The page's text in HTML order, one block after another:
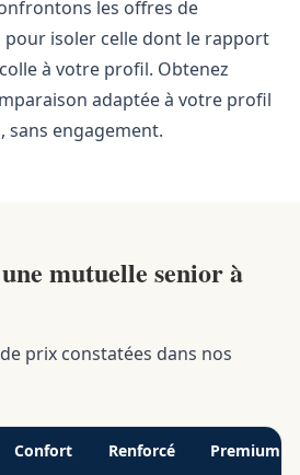
les offres de
isoler celle dont le rapport
à votre profil. Obtenez
adaptée à votre profil
sans engagement.
mutuelle senior à
prix constatées dans nos
Confort Renforcé Premium